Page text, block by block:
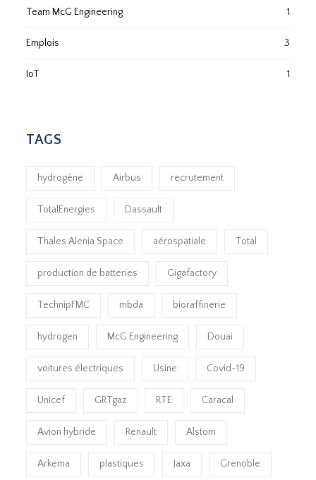
Team McG Engineering 1
Emplois 3
IoT 1
TAGS
hydrogène Airbus recrutement
TotalEnergies Dassault
Thales Alenia Space aérospatiale Total
production de batteries Gigafactory
TechnipFMC mbda bioraffinerie
hydrogen McG Engineering Douai
voitures électriques Usine Covid-19
Unicef GRTgaz RTE Caracal
Avion hybride Renault Alstom
Arkema plastiques Jaxa Grenoble